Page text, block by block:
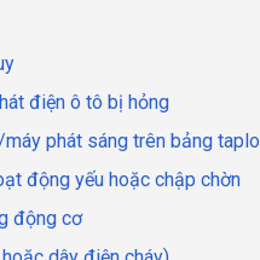
điện ô tô bị hỏng
phát sáng trên bảng taplo
động yếu hoặc chập chờn
động cơ